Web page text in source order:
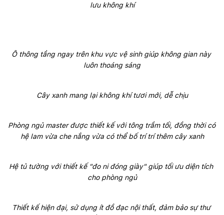
lưu không khí
Ô thông tầng ngay trên khu vực vệ sinh giúp không gian này
luôn thoáng sáng
Cây xanh mang lại không khí tươi mới, dễ chịu
Phòng ngủ master được thiết kế với tông trầm tối, đồng thời có
hệ lam vừa che nắng vừa có thể bố trí trí thêm cây xanh
Hệ tủ tường với thiết kế "đo ni đóng giày" giúp tối ưu diện tích
cho phòng ngủ
Thiết kế hiện đại, sử dụng ít đồ đạc nội thất, đảm bảo sự thư